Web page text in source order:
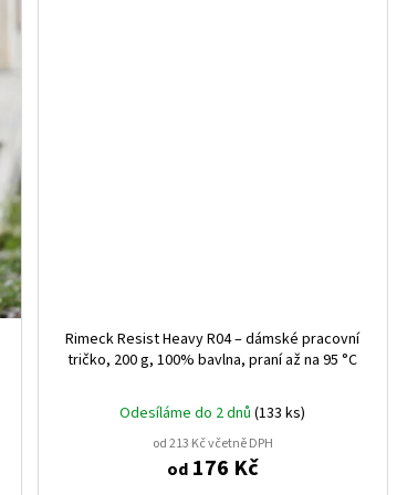
Rimeck Resist Heavy R04 – dámské pracovní
tričko, 200 g, 100% bavlna, praní až na 95 °C
Odesíláme do 2 dnů(133 ks)
od 213 Kč včetně DPH
od176 Kč